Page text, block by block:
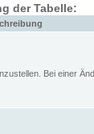
der Tabelle:
Bei einer